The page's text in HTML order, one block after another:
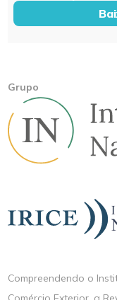
Grupo
Compreendendo o